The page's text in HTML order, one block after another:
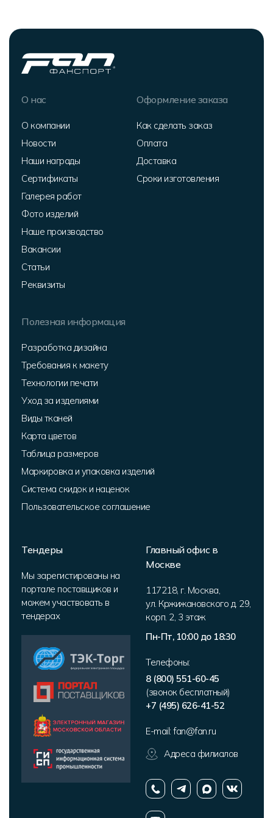
О нас
О компании
Новости
Наши награды
Сертификаты
Галерея работ
Фото изделий
Наше производство
Вакансии
Статьи
Реквизиты
Оформление заказа
Как сделать заказ
Оплата
Доставка
Сроки изготовления
Полезная информация
Разработка дизайна
Требования к макету
Технологии печати
Уход за изделиями
Виды тканей
Карта цветов
Таблица размеров
Маркировка и упаковка изделий
Система скидок и наценок
Пользовательское соглашение
Тендеры
Мы зарегистированы на
портале поставщиков и
можем участвовать в
тендерах
Главный офис в
Москве
117218, г. Москва,
ул. Кржижановского д. 29,
корп. 2, 3 этаж
Пн-Пт, 10:00 до 18:30
Телефоны:
8 (800) 551-60-45
(звонок бесплатный)
+7 (495) 626-41-52
E-mail: fan@fan.ru
Адреса филиалов